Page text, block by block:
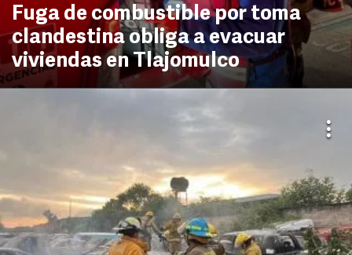
Fuga de combustible por toma
clandestina obliga a evacuar
viviendas en Tlajomulco